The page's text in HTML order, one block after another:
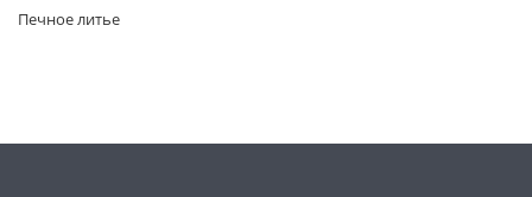
Печное литье
раз в 2 недели